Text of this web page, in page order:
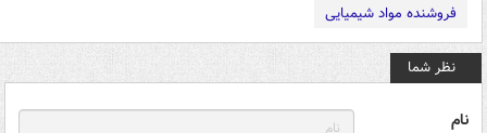
فروشنده مواد شیمیایی
نظر شما
نام